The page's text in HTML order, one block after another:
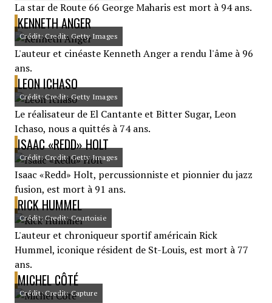
La star de Route 66 George Maharis est mort à 94 ans.
KENNETH ANGER
Crédit: Credit: Getty Images
L'auteur et cinéaste Kenneth Anger a rendu l'âme à 96
ans.
LEON ICHASO
Crédit: Credit: Getty Images
Le réalisateur de El Cantante et Bitter Sugar, Leon
Ichaso, nous a quittés à 74 ans.
ISAAC «REDD» HOLT
Crédit: Credit: Getty Images
Isaac «Redd» Holt, percussionniste et pionnier du jazz
fusion, est mort à 91 ans.
RICK HUMMEL
Crédit: Credit: Courtoisie
L'auteur et chroniqueur sportif américain Rick
Hummel, iconique résident de St-Louis, est mort à 77
ans.
MICHEL CÔTÉ
Crédit: Credit: Capture